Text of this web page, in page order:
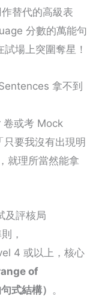
替代的高級表
分數的萬能句
場上突圍奪星！
拿不到
卷或考 Mock
只要我沒有出現明
就理所當然能拿
及評核局
，
4 或以上，核心
of
式結構） 。